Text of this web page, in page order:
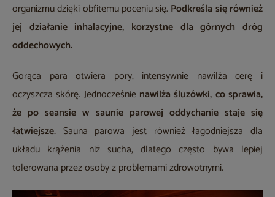
organizmu dzięki obfitemu poceniu się. Podkreśla się również
jej działanie inhalacyjne, korzystne dla górnych dróg
oddechowych.
Gorąca para otwiera pory, intensywnie nawilża cerę i
oczyszcza skórę. Jednocześnie nawilża śluzówki, co sprawia,
że po seansie w saunie parowej oddychanie staje się
łatwiejsze. Sauna parowa jest również łagodniejsza dla
układu krążenia niż sucha, dlatego często bywa lepiej
tolerowana przez osoby z problemami zdrowotnymi.